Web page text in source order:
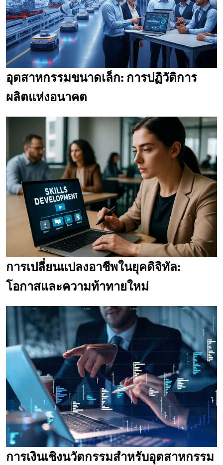
อุตสาหกรรมขนาดเล็ก: การปฏิวัติการ
ผลิตแห่งอนาคต
การเปลี่ยนแปลงอาชีพในยุคดิจิทัล:
โอกาสและความท้าทายใหม่
การเงินเชิงนวัตกรรมสำหรับอุตสาหกรรม